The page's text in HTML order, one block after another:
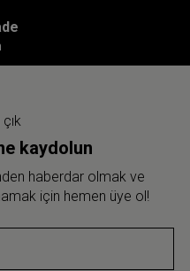
çık
kaydolun
haberdar olmak ve
için hemen üye ol!